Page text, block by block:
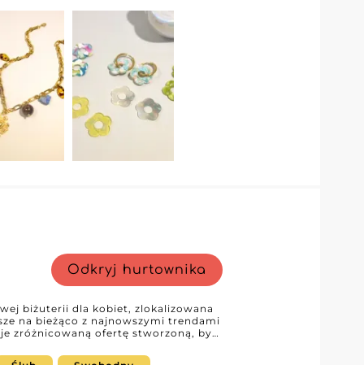
Aby uzyskać dostęp do ich profilu
się na My Fashion
firmą i odkrywaj możliwości
i pozwolą utrzymać przewagę na
Odkryj hurtownika
biżuterii dla kobiet, zlokalizowana
na bieżąco z najnowszymi trendami
zróżnicowaną ofertę stworzoną, by
dodatków na co dzień, kolekcja